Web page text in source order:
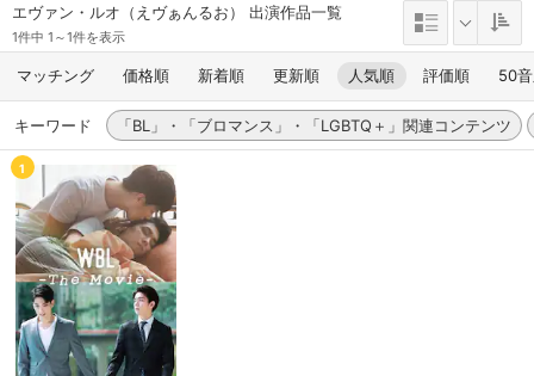
エヴァン・ルオ（えヴぁんるお） 出演作品一覧
1件中 1～1件を表示
マッチング 価格順 新着順 更新順 人気順 評価順 50
キーワード 「BL」・「ブロマンス」・「LGBTQ＋」関連コンテンツ
1